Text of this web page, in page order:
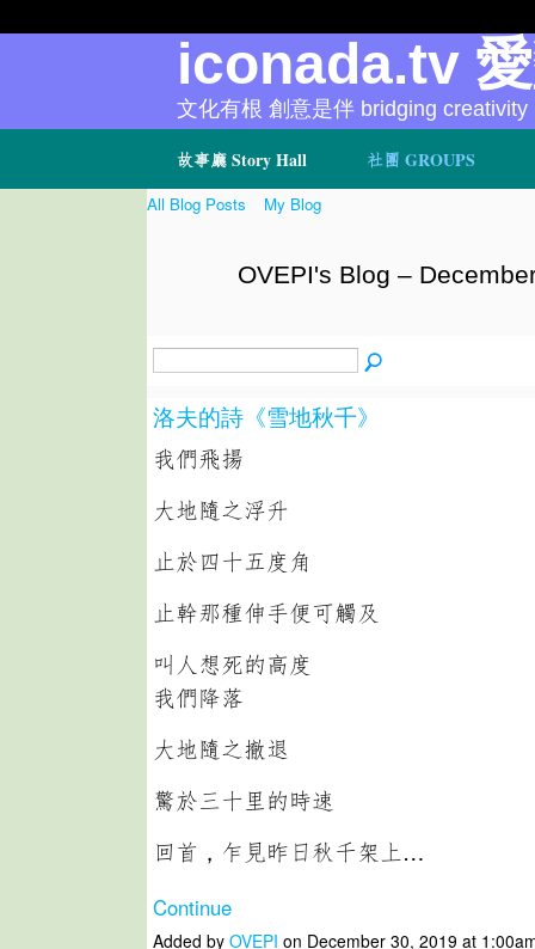
故事廳 Story Hall 社團 GROUPS
iconada.tv
文化有根 創意是伴 bridging creativity
All Blog Posts My Blog
OVEPI's Blog –
洛夫的詩《雪地秋千》
我們飛揚
大地隨之浮升
止於四十五度角
止幹那種伸手便可觸及
叫人想死的高度
我們降落
大地隨之撤退
驚於三十里的時速
回首，乍見昨日秋千架上…
Continue
Added by OVEPI on December 30, 2019 at